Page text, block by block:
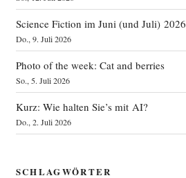
Science Fiction im Juni (und Juli) 2026
Do., 9. Juli 2026
Photo of the week: Cat and berries
So., 5. Juli 2026
Kurz: Wie halten Sie’s mit AI?
Do., 2. Juli 2026
SCHLAGWÖRTER